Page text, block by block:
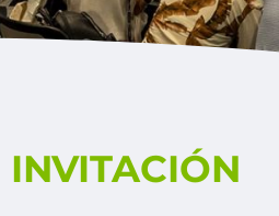
INVITACIÓN